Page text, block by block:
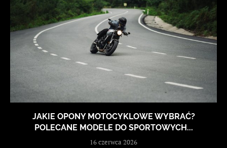
JAKIE OPONY MOTOCYKLOWE WYBRAĆ?
POLECANE MODELE DO SPORTOWYCH...
16 czerwca 2026